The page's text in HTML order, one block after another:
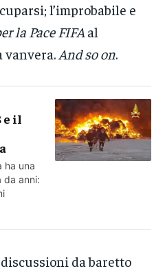
l’improbabile e
la Pace FIFAal
vanvera. And so on.
e il
ha una
da anni:
da baretto